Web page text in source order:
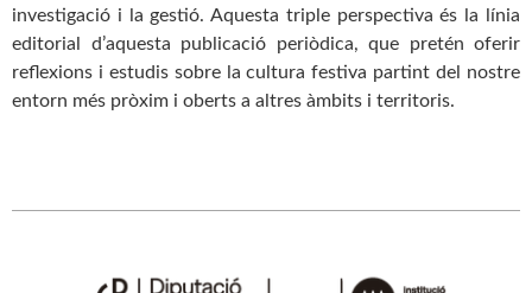
investigació i la gestió. Aquesta triple perspectiva és la línia
editorial d’aquesta publicació periòdica, que pretén oferir
reflexions i estudis sobre la cultura festiva partint del nostre
entorn més pròxim i oberts a altres àmbits i territoris.